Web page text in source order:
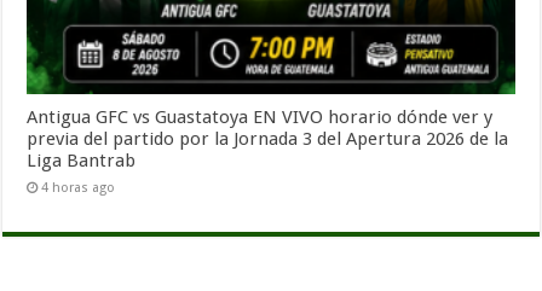
Antigua GFC vs Guastatoya EN VIVO horario dónde ver y
previa del partido por la Jornada 3 del Apertura 2026 de la
Liga Bantrab
4 horas ago